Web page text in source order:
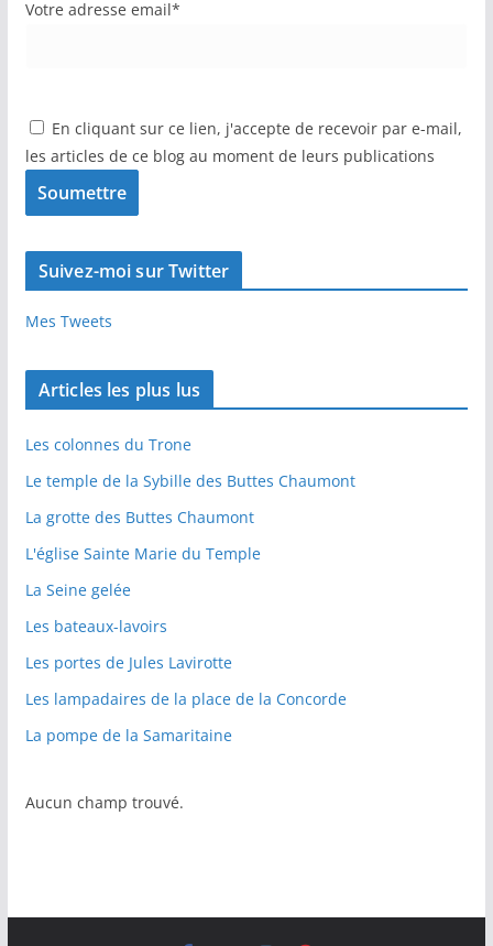
Votre adresse email*
En cliquant sur ce lien, j'accepte de recevoir par e-mail,
les articles de ce blog au moment de leurs publications
Suivez-moi sur Twitter
Mes Tweets
Articles les plus lus
Les colonnes du Trone
Le temple de la Sybille des Buttes Chaumont
La grotte des Buttes Chaumont
L'église Sainte Marie du Temple
La Seine gelée
Les bateaux-lavoirs
Les portes de Jules Lavirotte
Les lampadaires de la place de la Concorde
La pompe de la Samaritaine
Aucun champ trouvé.